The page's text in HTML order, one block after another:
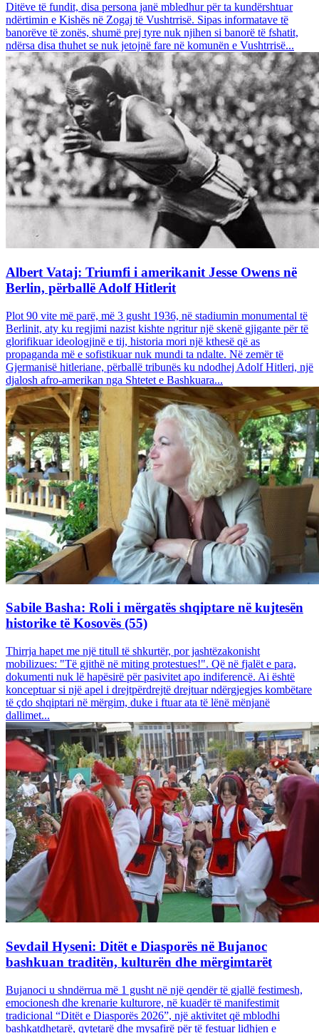
Ditëve të fundit, disa persona janë mbledhur për ta kundërshtuar
ndërtimin e Kishës në Zogaj të Vushtrrisë. Sipas informatave të
banorëve të zonës, shumë prej tyre nuk njihen si banorë të fshatit,
ndërsa disa thuhet se nuk jetojnë fare në komunën e Vushtrrisë...
Albert Vataj: Triumfi i amerikanit Jesse Owens në
Berlin, përballë Adolf Hitlerit
Plot 90 vite më parë, më 3 gusht 1936, në stadiumin monumental të
Berlinit, aty ku regjimi nazist kishte ngritur një skenë gjigante për të
glorifikuar ideologjinë e tij, historia mori një kthesë që as
propaganda më e sofistikuar nuk mundi ta ndalte. Në zemër të
Gjermanisë hitleriane, përballë tribunës ku ndodhej Adolf Hitleri, një
djalosh afro-amerikan nga Shtetet e Bashkuara...
Sabile Basha: Roli i mërgatës shqiptare në kujtesën
historike të Kosovës (55)
Thirrja hapet me një titull të shkurtër, por jashtëzakonisht
mobilizues: "Të gjithë në miting protestues!". Që në fjalët e para,
dokumenti nuk lë hapësirë për pasivitet apo indiferencë. Ai është
konceptuar si një apel i drejtpërdrejtë drejtuar ndërgjegjes kombëtare
të çdo shqiptari në mërgim, duke i ftuar ata të lënë mënjanë
dallimet...
Sevdail Hyseni: Ditët e Diasporës në Bujanoc
bashkuan traditën, kulturën dhe mërgimtarët
Bujanoci u shndërrua më 1 gusht në një qendër të gjallë festimesh,
emocionesh dhe krenarie kulturore, në kuadër të manifestimit
tradicional “Ditët e Diasporës 2026”, një aktivitet që mblodhi
bashkatdhetarë, qytetarë dhe mysafirë për të festuar lidhjen e